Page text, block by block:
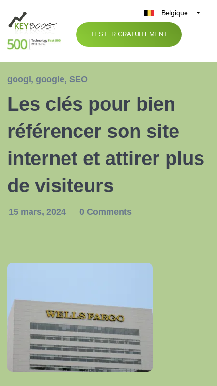
Belgique
België
Nederland
España
TESTER GRATUITEMENT
googl , google, SEO
Les clés pour bien
référencer son site
internet et attirer plus
de visiteurs
15 mars, 2024 0 Comments